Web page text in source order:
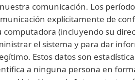
comunicación. Los
explícitamente de
computadora (incluyendo su
el sistema y para dar
Estos datos son
a ninguna persona en